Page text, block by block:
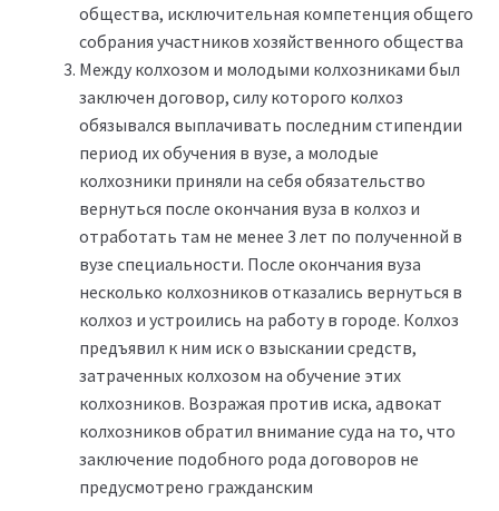
общества, исключительная компетенция общего
собрания участников хозяйственного общества
Между колхозом и молодыми колхозниками был
заключен договор, силу которого колхоз
обязывался выплачивать последним стипендии
период их обучения в вузе, а молодые
колхозники приняли на себя обязательство
вернуться после окончания вуза в колхоз и
отработать там не менее 3 лет по полученной в
вузе специальности. После окончания вуза
несколько колхозников отказались вернуться в
колхоз и устроились на работу в городе. Колхоз
предъявил к ним иск о взыскании средств,
затраченных колхозом на обучение этих
колхозников. Возражая против иска, адвокат
колхозников обратил внимание суда на то, что
заключение подобного рода договоров не
предусмотрено гражданским